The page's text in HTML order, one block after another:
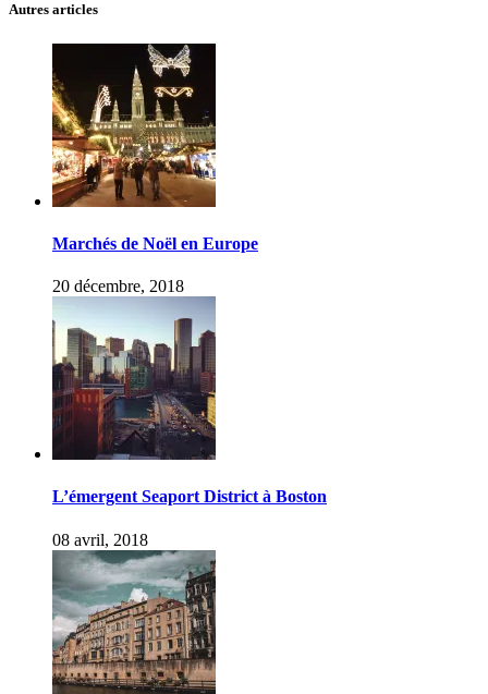
Autres articles
Marchés de Noël en Europe
20 décembre, 2018
L’émergent Seaport District à Boston
08 avril, 2018